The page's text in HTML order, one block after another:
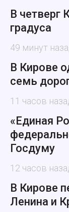
В четверг
градуса
49 минут
В Кирове
семь
11 часов
«Единая
Госдуму
12 часов
В Кирове
Ленина и